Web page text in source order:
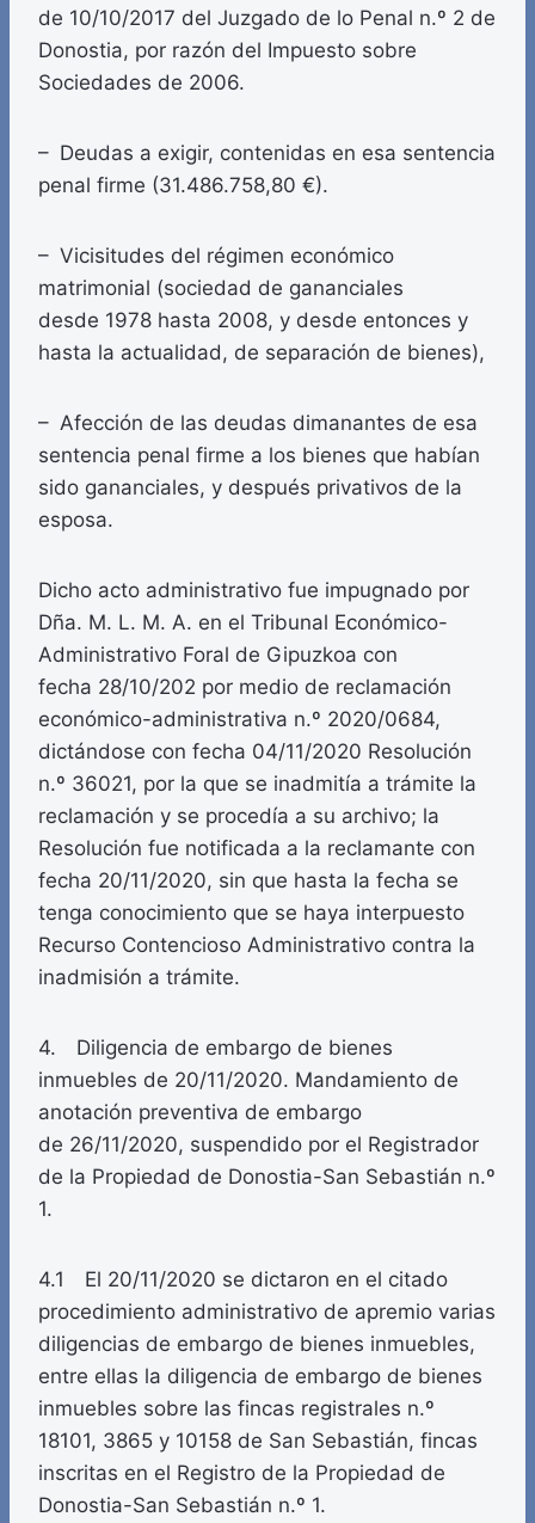
de 10/10/2017 del Juzgado de lo Penal n.º 2 de
Donostia, por razón del Impuesto sobre
Sociedades de 2006.
– Deudas a exigir, contenidas en esa sentencia
penal firme (31.486.758,80 €).
– Vicisitudes del régimen económico
matrimonial (sociedad de gananciales
desde 1978 hasta 2008, y desde entonces y
hasta la actualidad, de separación de bienes),
– Afección de las deudas dimanantes de esa
sentencia penal firme a los bienes que habían
sido gananciales, y después privativos de la
esposa.
Dicho acto administrativo fue impugnado por
Dña. M. L. M. A. en el Tribunal Económico-
Administrativo Foral de Gipuzkoa con
fecha 28/10/202 por medio de reclamación
económico-administrativa n.º 2020/0684,
dictándose con fecha 04/11/2020 Resolución
n.º 36021, por la que se inadmitía a trámite la
reclamación y se procedía a su archivo; la
Resolución fue notificada a la reclamante con
fecha 20/11/2020, sin que hasta la fecha se
tenga conocimiento que se haya interpuesto
Recurso Contencioso Administrativo contra la
inadmisión a trámite.
4. Diligencia de embargo de bienes
inmuebles de 20/11/2020. Mandamiento de
anotación preventiva de embargo
de 26/11/2020, suspendido por el Registrador
de la Propiedad de Donostia-San Sebastián n.º
1.
4.1 El 20/11/2020 se dictaron en el citado
procedimiento administrativo de apremio varias
diligencias de embargo de bienes inmuebles,
entre ellas la diligencia de embargo de bienes
inmuebles sobre las fincas registrales n.º
18101, 3865 y 10158 de San Sebastián, fincas
inscritas en el Registro de la Propiedad de
Donostia-San Sebastián n.º 1.